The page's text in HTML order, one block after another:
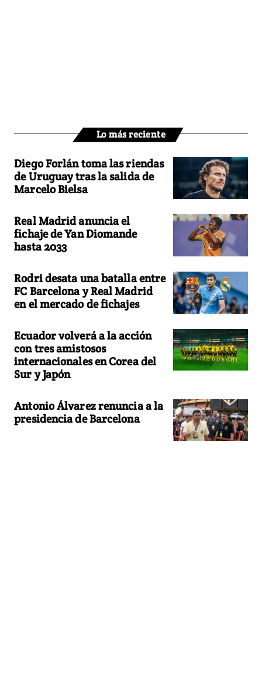
Lo más reciente
Diego Forlán toma las riendas
de Uruguay tras la salida de
Marcelo Bielsa
Real Madrid anuncia el
fichaje de Yan Diomande
hasta 2033
Rodri desata una batalla entre
FC Barcelona y Real Madrid
en el mercado de fichajes
Ecuador volverá a la acción
con tres amistosos
internacionales en Corea del
Sur y Japón
Antonio Álvarez renuncia a la
presidencia de Barcelona